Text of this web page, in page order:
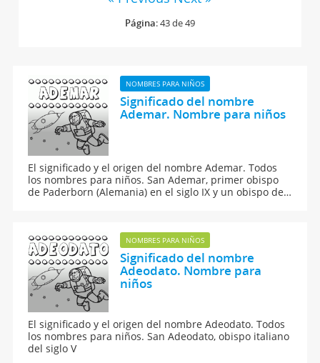
Página: 43 de 49
NOMBRES PARA NIÑOS
Significado del nombre
Ademar. Nombre para niños
El significado y el origen del nombre Ademar. Todos
los nombres para niños. San Ademar, primer obispo
de Paderborn (Alemania) en el siglo IX y un obispo de
NOMBRES PARA NIÑOS
Significado del nombre
Adeodato. Nombre para
niños
El significado y el origen del nombre Adeodato. Todos
los nombres para niños. San Adeodato, obispo italiano
del siglo V